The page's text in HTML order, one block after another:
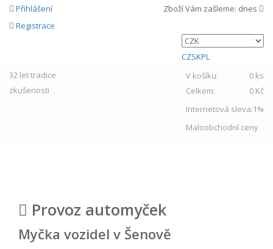
Přihlášení
Registrace
Zboží Vám zašleme: dnes
CZSKPL
32 lettradice
zkušenosti
V košíku:
0 ks
Celkem:
0 Kč
Internetová sleva:1%
Maloobchodní ceny
Provoz automyček
Myčka vozidel v Šenově